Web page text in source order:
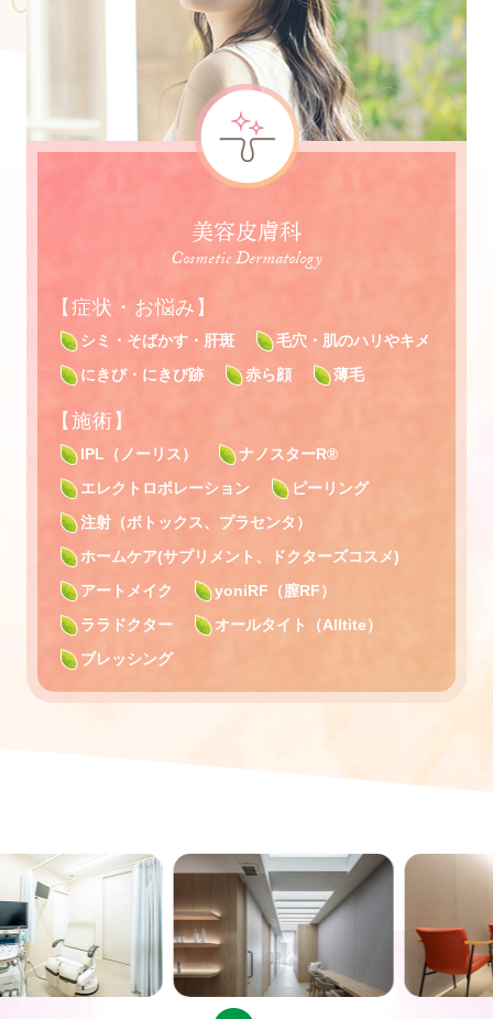
美容皮膚科
Cosmetic Dermatology
【症状・お悩み】
シミ・そばかす・肝斑
毛穴・肌のハリやキメ
にきび・にきび跡
赤ら顔 薄毛
【施術】
IPL（ノーリス）
ナノスターR®
エレクトロポレーション
ピーリング
注射（ボトックス、プラセンタ）
ホームケア(サプリメント、ドクターズコスメ)
アートメイク
yoniRF（膣RF）
ララドクター
オールタイト（Alltite）
ブレッシング